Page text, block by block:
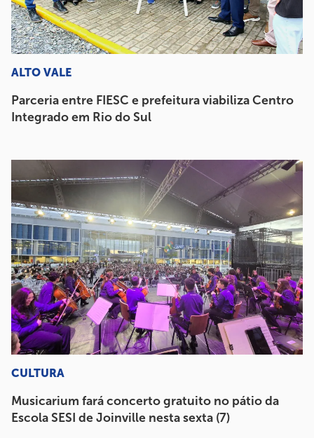
ALTO VALE
Parceria entre FIESC e prefeitura viabiliza Centro
Integrado em Rio do Sul
CULTURA
Musicarium fará concerto gratuito no pátio da
Escola SESI de Joinville nesta sexta (7)